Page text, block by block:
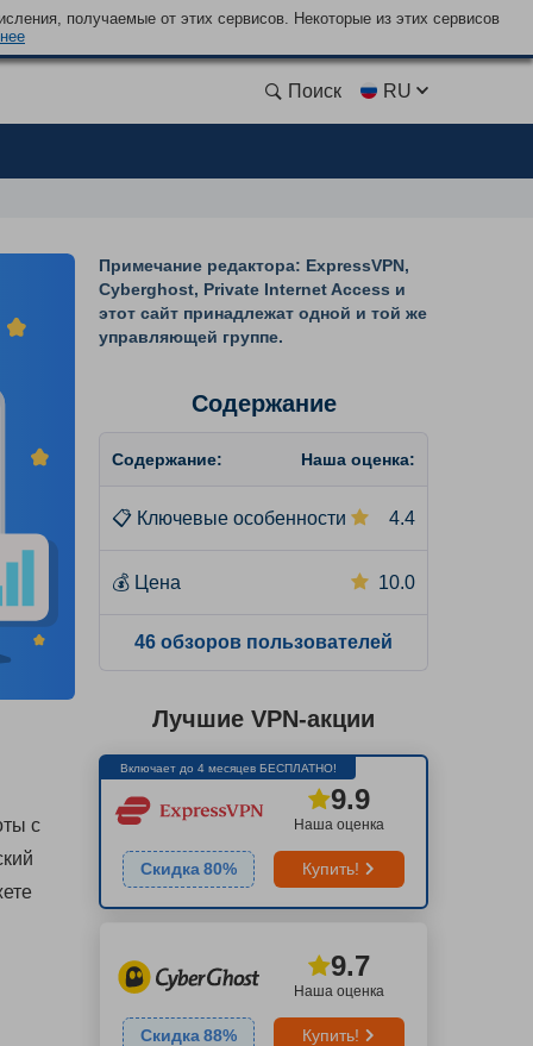
получаемые от этих сервисов. Некоторые из этих сервисов
Поиск RU
с
Примечание редактора: ExpressVPN,
Cyberghost, Private Internet Access и
этот сайт принадлежат одной и той же
управляющей группе.
Содержание
Содержание: Наша оценка:
📋 Ключевые особенности 4.4
💰 Цена 10.0
46 обзоров пользователей
Лучшие VPN-акции
Включает до 4 месяцев БЕСПЛАТНО!
Наша оценка
9.9
Скидка80% Купить!
Наша оценка
9.7
Скидка88% Купить!